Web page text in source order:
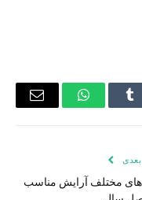
Tumblr واتس
ایمیل
بعدی
مختلف آرایش مناسب